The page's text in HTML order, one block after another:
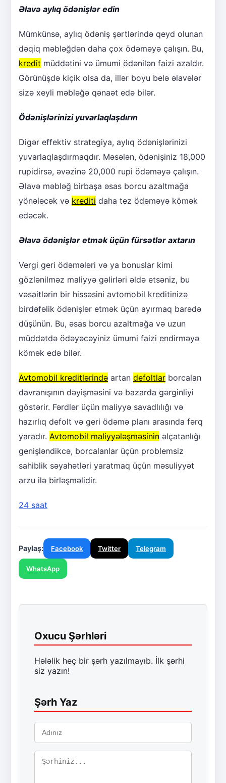
Əlavə aylıq ödənişlər edin
Mümkünsə, aylıq ödəniş şərtlərində qeyd olunan
dəqiq məbləğdən daha çox ödəməyə çalışın. Bu,
kredit müddətini və ümumi ödənilən faizi azaldır.
Görünüşdə kiçik olsa da, illər boyu belə əlavələr
sizə xeyli məbləğə qənaət edə bilər.
Ödənişlərinizi yuvarlaqlaşdırın
Digər effektiv strategiya, aylıq ödənişlərinizi
yuvarlaqlaşdırmaqdır. Məsələn, ödənişiniz 18,000
rupidirsə, əvəzinə 20,000 rupi ödəməyə çalışın.
Əlavə məbləğ birbaşa əsas borcu azaltmağa
yönələcək və krediti daha tez ödəməyə kömək
edəcək.
Əlavə ödənişlər etmək üçün fürsətlər axtarın
Vergi geri ödəmələri və ya bonuslar kimi
gözlənilməz maliyyə gəlirləri əldə etsəniz, bu
vəsaitlərin bir hissəsini avtomobil kreditinizə
birdəfəlik ödənişlər etmək üçün ayırmaq barədə
düşünün. Bu, əsas borcu azaltmağa və uzun
müddətdə ödəyəcəyiniz ümumi faizi endirməyə
kömək edə bilər.
Avtomobil kreditlərində artan defoltlar borcalan
davranışının dəyişməsini və bazarda gərginliyi
göstərir. Fərdlər üçün maliyyə savadlılığı və
hazırlıq defolt və geri ödəmə planı arasında fərq
yaradır. Avtomobil maliyyələşməsinin əlçatanlığı
genişləndikcə, borcalanlar üçün problemsiz
sahiblik səyahətləri yaratmaq üçün məsuliyyət
arzu ilə birləşməlidir.
24 saat
Paylaş: Facebook Twitter Telegram
WhatsApp
Oxucu Şərhləri
Hələlik heç bir şərh yazılmayıb. İlk şərhi
siz yazın!
Şərh Yaz